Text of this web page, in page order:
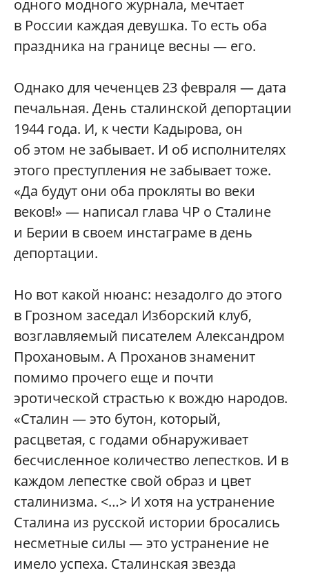
одного модного журнала, мечтает
в России каждая девушка. То есть оба
праздника на границе весны — его.
Однако для чеченцев 23 февраля — дата
печальная. День сталинской депортации
1944 года. И, к чести Кадырова, он
об этом не забывает. И об исполнителях
этого преступления не забывает тоже.
«Да будут они оба прокляты во веки
веков!» — написал глава ЧР о Сталине
и Берии в своем инстаграме в день
депортации.
Но вот какой нюанс: незадолго до этого
в Грозном заседал Изборский клуб,
возглавляемый писателем Александром
Прохановым. А Проханов знаменит
помимо прочего еще и почти
эротической страстью к вождю народов.
«Сталин — это бутон, который,
расцветая, с годами обнаруживает
бесчисленное количество лепестков. И в
каждом лепестке свой образ и цвет
сталинизма. <…> И хотя на устранение
Сталина из русской истории бросались
несметные силы — это устранение не
имело успеха. Сталинская звезда